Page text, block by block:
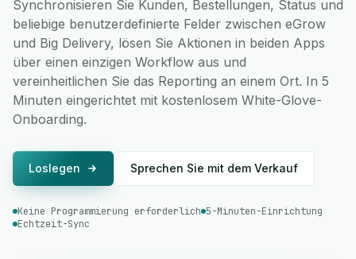
Synchronisieren Sie Kunden, Bestellungen, Status und
beliebige benutzerdefinierte Felder zwischen eGrow
und Big Delivery, lösen Sie Aktionen in beiden Apps
über einen einzigen Workflow aus und
vereinheitlichen Sie das Reporting an einem Ort. In 5
Minuten eingerichtet mit kostenlosem White-Glove-
Onboarding.
Loslegen Sprechen Sie mit dem Verkauf
Keine Programmierung erforderlich 5-Minuten-Einrichtung
Echtzeit-Sync